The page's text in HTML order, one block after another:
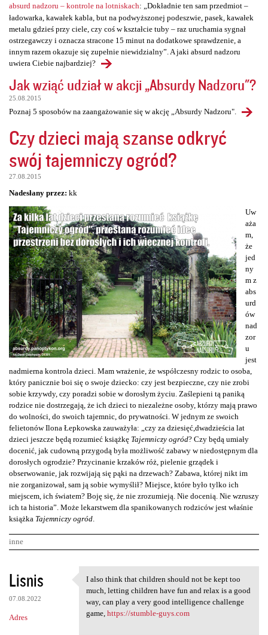
absurd nadzoru – kontrole na lotniskach: „Dokładnie ten sam przedmiot –
ładowarka, kawałek kabla, but na podwyższonej podeszwie, pasek, kawałek
metalu gdzieś przy ciele, czy coś w kształcie tuby – raz uruchamia sygnał
ostrzegawczy i oznacza stracone 15 minut na dodatkowe sprawdzenie, a
innym razem okazuje się zupełnie niewidzialny”. A jaki absurd nadzoru
uwiera Ciebie najbardziej?
Jak wziąć udział w akcji „Absurdy Nadzoru"?
25.08.2015
Poznaj 5 sposobów na zaangażowanie się w akcję „Absurdy Nadzoru".
Czy dzieci mają szanse odkryć
swój tajemniczy ogród?
27.08.2015
Nadesłany przez: kk
Uw
aża
m,
że
jed
ny
m z
abs
urd
ów
nad
zor
u
jest
nadmierna kontrola dzieci. Mam wrażenie, że współczesny rodzic to osoba,
który panicznie boi się o swoje dziecko: czy jest bezpieczne, czy nie zrobi
sobie krzywdy, czy poradzi sobie w dorosłym życiu. Zaślepieni tą paniką
rodzice nie dostrzegają, że ich dzieci to niezależne osoby, którzy mają prawo
do wolności, do swoich tajemnic, do prywatności. W jednym ze swoich
felietonów Ilona Łepkowska zauważyła: „czy za dziesięć,dwadzieścia lat
dzieci jeszcze będą rozumieć książkę Tajemniczy ogród? Czy będą umiały
docenić, jak cudowną przygodą była możliwość zabawy w niedostępnym dla
dorosłych ogrodzie? Przycinanie krzaków róż, pielenie grządek i
obserwowanie, jak rozwijają się pąki na drzewach? Zabawa, której nikt im
nie zorganizował, sam ją sobie wymyślił? Miejsce, które było tylko ich
miejscem, ich światem? Boję się, że nie zrozumieją. Nie docenią. Nie wzruszy
ich ta historia”. Może lekarstwem dla spanikowanych rodziców jest właśnie
książka Tajemniczy ogród.
inne
K
o
m
e
Lisnis
07.08.2022
Adres
I also think that children
I also think that children should not be kept too
much, letting children have fun and relax is a good
way, can play a very good intelligence challenge
game, https://stumble-guys.com